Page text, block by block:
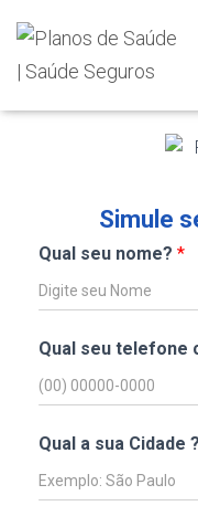
Simule
Qual seu nome? *
Qual seu telefone
Qual a sua Cidade ?